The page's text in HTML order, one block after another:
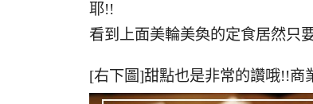
耶!!
看到上面美輪美奐的定食居然只
[右下圖]甜點也是非常的讚哦!!商